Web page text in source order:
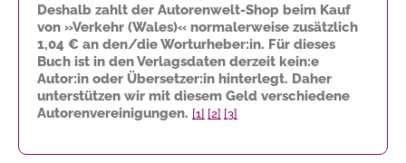
Deshalb zahlt der Autorenwelt-Shop beim Kauf
von »Verkehr (Wales)« normalerweise zusätzlich
1,04 € an den/die Worturheber:in. Für dieses
Buch ist in den Verlagsdaten derzeit kein:e
Autor:in oder Übersetzer:in hinterlegt. Daher
unterstützen wir mit diesem Geld verschiedene
Autorenvereinigungen. [1] [2] [3]